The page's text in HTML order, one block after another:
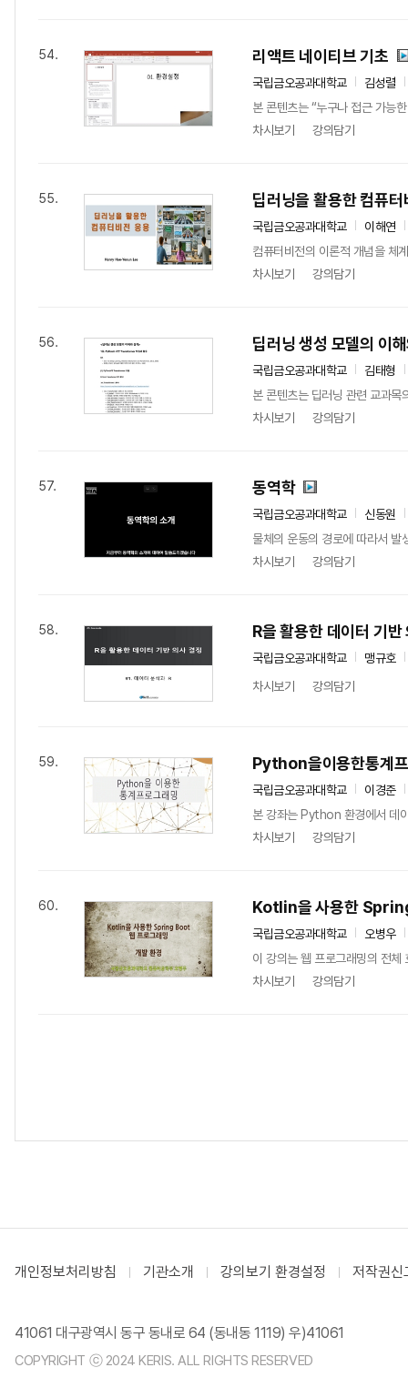
54. 리액트 네이티브 기초
국립금오공과대학교
김성렬
본 콘텐츠는 “누구나 접근 가능
차시보기
강의담기
55. 딥러닝을 활용한 컴퓨터
국립금오공과대학교
이해연
컴퓨터비전의 이론적 개념을 체
차시보기
강의담기
56. 딥러닝 생성 모델의 이
국립금오공과대학교
김태형
본 콘텐츠는 딥러닝 관련 교과
차시보기
강의담기
57. 동역학
국립금오공과대학교
신동원
물체의 운동의 경로에 따라서
차시보기
강의담기
58. R을 활용한 데이터 기반
국립금오공과대학교
맹규호
차시보기
강의담기
59. Python을이용한통계
국립금오공과대학교
이경준
본 강좌는 Python 환경에서 데
차시보기
강의담기
60. Kotlin을 사용한
국립금오공과대학교
오병우
이 강의는 웹 프로그래밍의 전
차시보기
강의담기
개인정보처리방침 기관소개 강의보기 환경설정 저작권신
41061 대구광역시 동구 동내로 64 (동내동 1119) 우)41061
COPYRIGHT ⓒ 2024 KERIS. ALL RIGHTS RESERVED